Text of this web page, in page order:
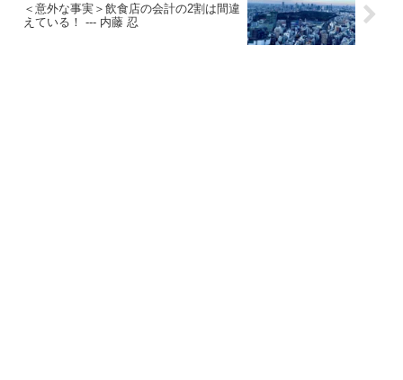
＜意外な事実＞飲食店の会計の2割は間違
えている！ --- 内藤 忍